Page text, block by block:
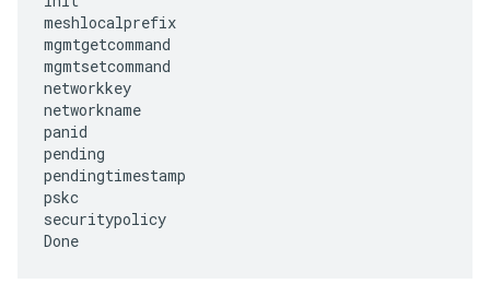
meshlocalprefix
mgmtgetcommand
mgmtsetcommand
networkkey
networkname
panid
pending
pendingtimestamp
pskc
securitypolicy